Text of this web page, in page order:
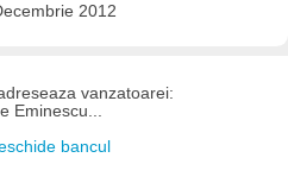
2012
vanzatoarei:
Eminescu...
bancul